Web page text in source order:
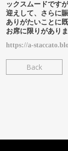
ックスムードです
迎えして、さらに
ありがたいことに
お席に限りがあり
https://a-
Back